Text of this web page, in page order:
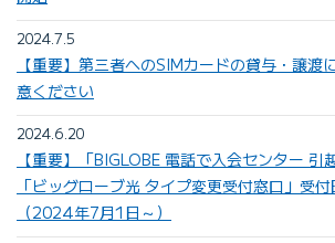
2024.7.5
【重要】第三者へのSIMカードの貸与・譲渡
意ください
2024.6.20
【重要】「BIGLOBE 電話で入会センター 引
「ビッグローブ光 タイプ変更受付窓口」受
（2024年7月1日～）